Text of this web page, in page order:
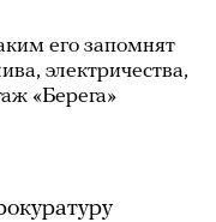
его запомнят
электричества,
«Берега»